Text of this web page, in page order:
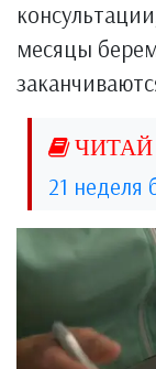
месяцы
21 неделя